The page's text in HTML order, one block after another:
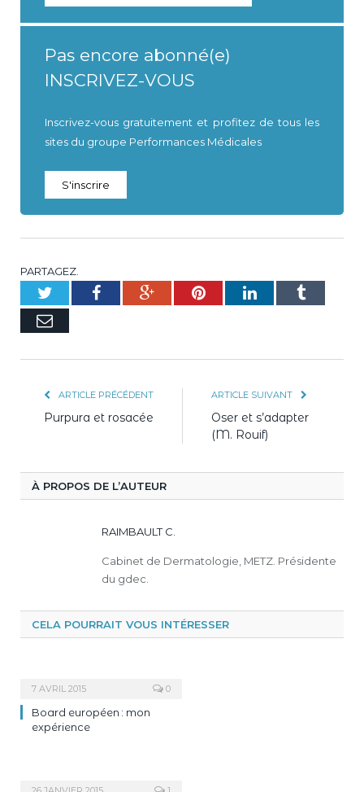
Pas encore abonné(e)
INSCRIVEZ-VOUS
Inscrivez-vous gratuitement et profitez de tous les
sites du groupe Performances Médicales
S'inscrire
PARTAGEZ.
TwitterFacebookGoogle+PinterestLinkedInTumblr
E-
ARTICLE PRÉCÉDENT
Purpura et rosacée
ARTICLE SUIVANT
Oser et s’adapter
(M. Rouif)
À PROPOS DE L’AUTEUR
RAIMBAULT C.
Cabinet de Dermatologie, METZ. Présidente
du gdec.
CELA POURRAIT VOUS INTÉRESSER
7 AVRIL 2015 0
Board européen : mon
expérience